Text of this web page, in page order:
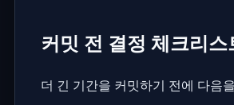
커밋 전 결정 체크리스
더 긴 기간을 커밋하기 전에 다음